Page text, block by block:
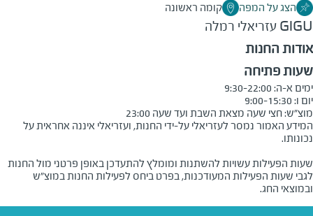
הצג על המפה קומה ראשונה
GIGU עזריאלי רמלה
אודות החנות
שעות פתיחה
מוצ״ש: חצי שעה מצאת השבת ועד שעה 23:00
המידע האמור נמסר לעזריאלי על-ידי החנות, ועזריאלי איננה אחראית על
שעות הפעילות עשויות להשתנות ומומלץ להתעדכן באופן פרטני מול החנות
לגבי שעות הפעילות המעודכנות, בפרט ביחס לפעילות החנות במוצ"ש
ובמוצאי החג.